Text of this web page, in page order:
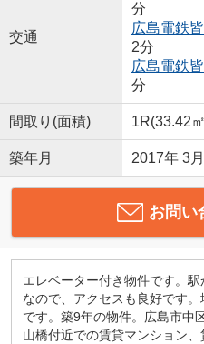
交通
分
広島電鉄
2分
広島電鉄
分
間取り(面積) 1R(33.42
築年月 2017年 3
お問い
エレベーター付き物件です。
なので、アクセスも良好です
です。築9年の物件。広島市中
山橋付近での賃貸マンション